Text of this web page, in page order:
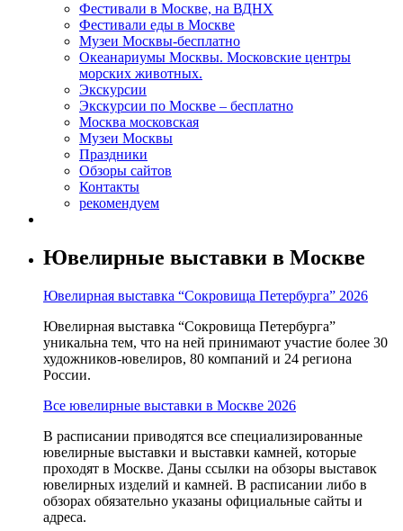
Фестивали в Москве, на ВДНХ
Фестивали еды в Москве
Музеи Москвы-бесплатно
Океанариумы Москвы. Московские центры
морских животных.
Экскурсии
Экскурсии по Москве – бесплатно
Москва московская
Музеи Москвы
Праздники
Обзоры сайтов
Контакты
рекомендуем
Ювелирные выставки в Москве
Ювелирная выставка “Сокровища Петербурга” 2026
Ювелирная выставка “Сокровища Петербурга”
уникальна тем, что на ней принимают участие более 30
художников-ювелиров, 80 компаний и 24 региона
России.
Все ювелирные выставки в Москве 2026
В расписании приводятся все специализированные
ювелирные выставки и выставки камней, которые
проходят в Москве. Даны ссылки на обзоры выставок
ювелирных изделий и камней. В расписании либо в
обзорах обязательно указаны официальные сайты и
адреса.